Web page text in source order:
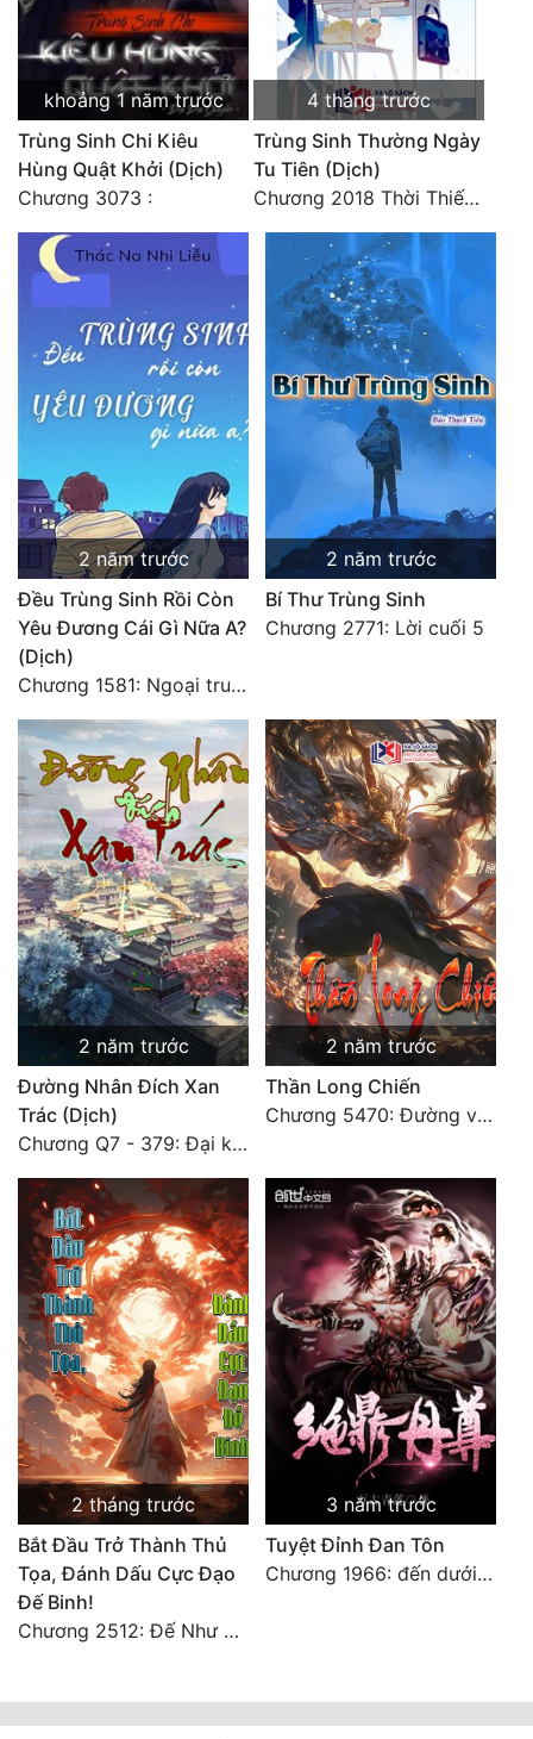
khoảng 1 năm trước
Trùng Sinh Chi Kiêu
Hùng Quật Khởi (Dịch)
Chương 3073 :
4 tháng trước
Trùng Sinh Thường Ngày
Tu Tiên (Dịch)
Chương 2018 Thời Thiếu Niên
2 năm trước
Đều Trùng Sinh Rồi Còn
Yêu Đương Cái Gì Nữa A?
(Dịch)
Chương 1581: Ngoại truyện 1 (9)
2 năm trước
Bí Thư Trùng Sinh
Chương 2771: Lời cuối 5
2 năm trước
Đường Nhân Đích Xan
Trác (Dịch)
Chương Q7 - 379: Đại kết cục: Về nhà là phải vui vẻ. (2)
2 năm trước
Thần Long Chiến
Chương 5470: Đường về nhà! 【 Đại kết cục 】
2 tháng trước
Bắt Đầu Trở Thành Thủ
Tọa, Đánh Dấu Cực Đạo
Đế Binh!
Chương 2512: Đế Như Ngọc thỉnh cầu
3 năm trước
Tuyệt Đỉnh Đan Tôn
Chương 1966: đến dưới tương tư thụ (đại kết cục